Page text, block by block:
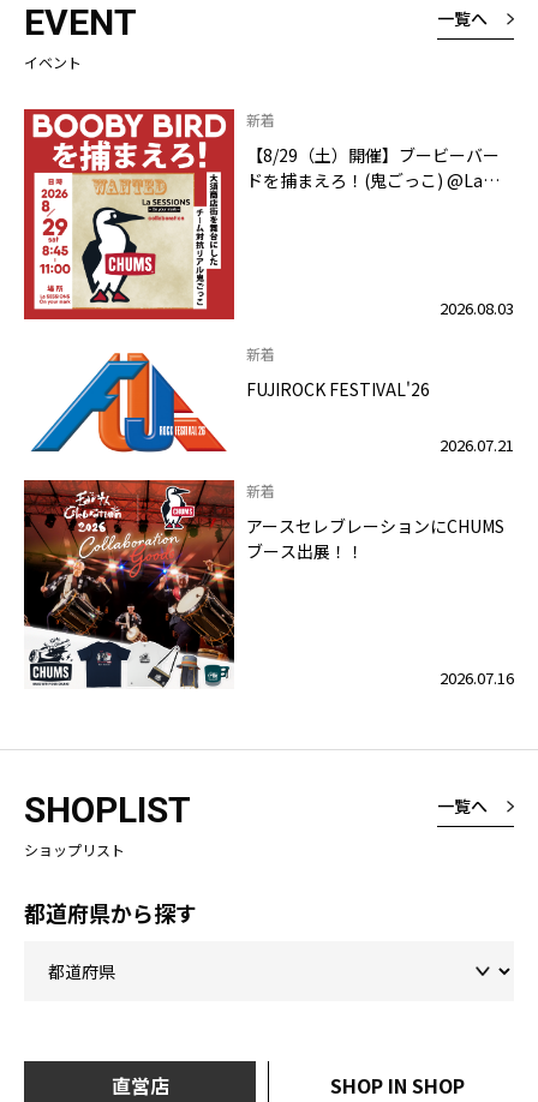
EVENT
イベント
一覧へ
新着
【8/29（土）開催】ブービーバー
ドを捕まえろ！(鬼ごっこ) @La
2026.08.03
新着
FUJIROCK FESTIVAL'26
2026.07.21
新着
アースセレブレーションにCHUMS
ブース出展！！
2026.07.16
SHOPLIST
ショップリスト
一覧へ
都道府県から探す
直営店 SHOP IN SHOP